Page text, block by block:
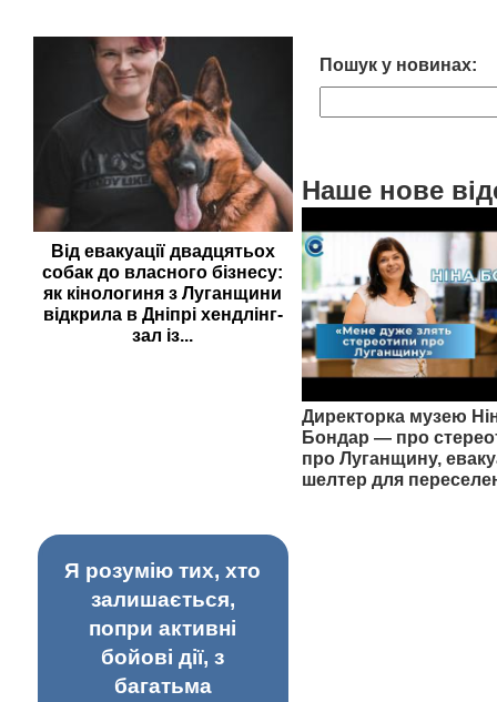
Від евакуації двадцятьох
собак до власного бізнесу:
як кінологиня з Луганщини
відкрила в Дніпрі хендлінг-
зал із...
Пошук у новинах:
Наше нове
Директорка музею
Бондар — про
про Луганщину,
шелтер для
Я розумію тих, хто
залишається,
попри активні
бойові дії, з
багатьма